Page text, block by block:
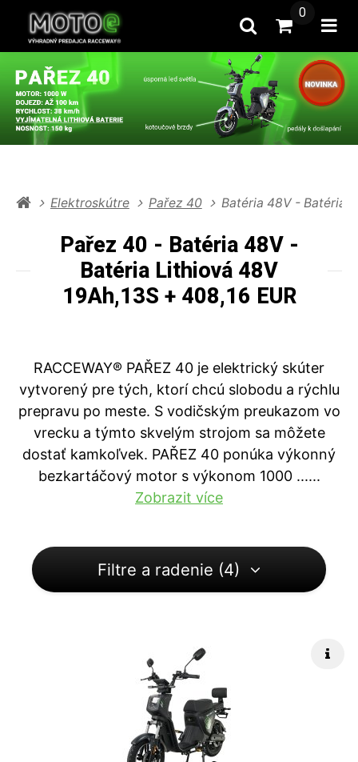
HľadaťPrejsť na
0
Elektroskútre Pařez 40 Batéria 48V - Batéria
Pařez 40 - Batéria 48V -
Batéria Lithiová 48V
19Ah,13S + 408,16 EUR
RACCEWAY® PAŘEZ 40 je elektrický skúter
vytvorený pre tých, ktorí chcú slobodu a rýchlu
prepravu po meste. S vodičským preukazom vo
vrecku a týmto skvelým strojom sa môžete
dostať kamkoľvek. PAŘEZ 40 ponúka výkonný
bezkartáčový motor s výkonom 1000 ......
Zobrazit více
Filtre a radenie (4)